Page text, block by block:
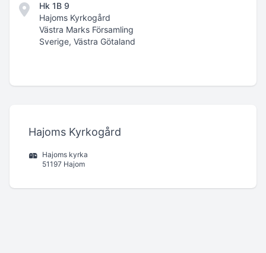
Hk 1B 9
Hajoms Kyrkogård
Västra Marks Församling
Sverige, Västra Götaland
Hajoms Kyrkogård
Hajoms kyrka
51197 Hajom